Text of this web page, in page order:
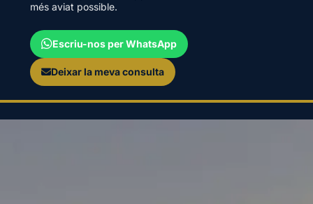
més aviat possible.
Escriu-nos per WhatsApp
Deixar la meva consulta